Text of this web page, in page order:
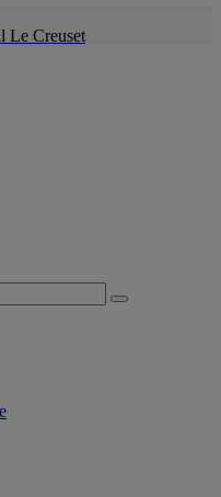
Le Creuset